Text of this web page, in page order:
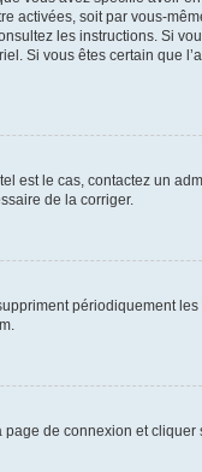
activées, soit par vous-
les instructions. Si
Si vous êtes certain que
est le cas, contactez un
de la corriger.
périodiquement
de connexion et cliquer